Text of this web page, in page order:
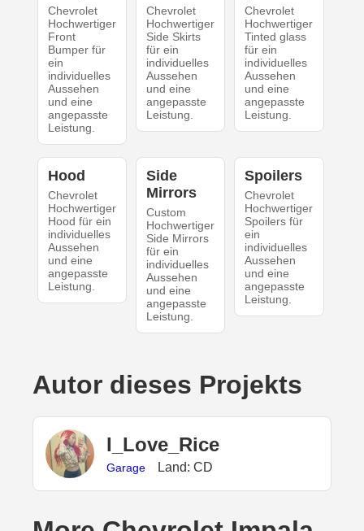
Chevrolet
Hochwertiger
Front
Bumper für
ein
individuelles
Aussehen
und eine
angepasste
Leistung.
Chevrolet
Hochwertiger
Side Skirts
für ein
individuelles
Aussehen
und eine
angepasste
Leistung.
Chevrolet
Hochwertiger
Tinted glass
für ein
individuelles
Aussehen
und eine
angepasste
Leistung.
Hood
Chevrolet
Hochwertiger
Hood für ein
individuelles
Aussehen
und eine
angepasste
Leistung.
Side
Mirrors
Custom
Hochwertiger
Side Mirrors
für ein
individuelles
Aussehen
und eine
angepasste
Leistung.
Spoilers
Chevrolet
Hochwertiger
Spoilers für
ein
individuelles
Aussehen
und eine
angepasste
Leistung.
Autor dieses Projekts
I_Love_Rice
Garage Land: CD